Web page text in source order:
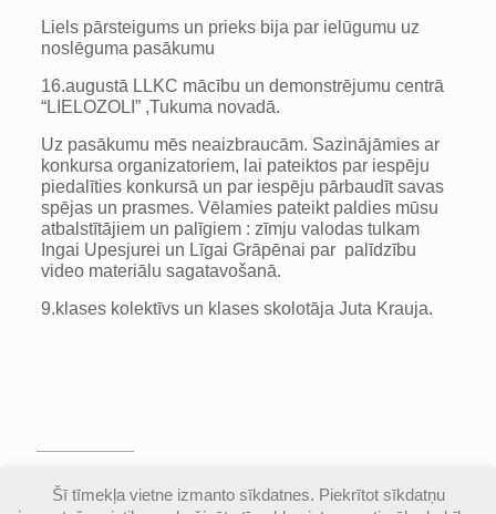
Liels pārsteigums un prieks bija par ielūgumu uz
noslēguma pasākumu
16.augustā LLKC mācību un demonstrējumu centrā
“LIELOZOLI” ,Tukuma novadā.
Uz pasākumu mēs neaizbraucām. Sazinājāmies ar
konkursa organizatoriem, lai pateiktos par iespēju
piedalīties konkursā un par iespēju pārbaudīt savas
spējas un prasmes. Vēlamies pateikt paldies mūsu
atbalstītājiem un palīgiem : zīmju valodas tulkam
Ingai Upesjurei un Līgai Grāpēnai par palīdzību
video materiālu sagatavošanā.
9.klases kolektīvs un klases skolotāja Juta Krauja.
© Valmieras Gaujas krasta vidusskola | Visas
autortiesības aizsargātas |Piekļūstamības
Šī tīmekļa vietne izmanto sīkdatnes. Piekrītot sīkdatņu